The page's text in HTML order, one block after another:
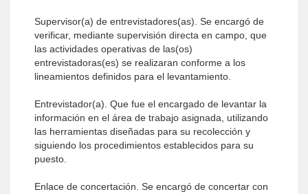
Supervisor(a) de entrevistadores(as). Se encargó de
verificar, mediante supervisión directa en campo, que
las actividades operativas de las(os)
entrevistadoras(es) se realizaran conforme a los
lineamientos definidos para el levantamiento.
Entrevistador(a). Que fue el encargado de levantar la
información en el área de trabajo asignada, utilizando
las herramientas diseñadas para su recolección y
siguiendo los procedimientos establecidos para su
puesto.
Enlace de concertación. Se encargó de concertar con